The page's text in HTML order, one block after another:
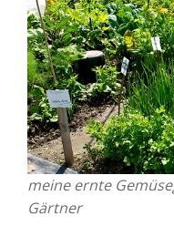
meine ernte
Gärtner